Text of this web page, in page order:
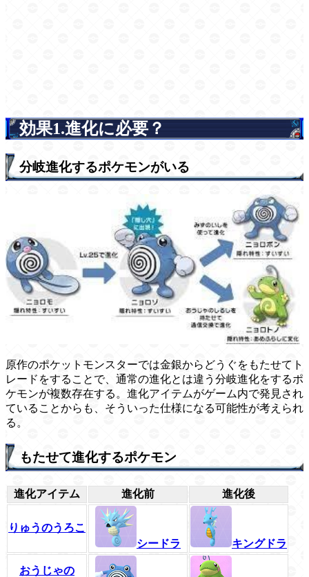
効果1.進化に必要？
分岐進化するポケモンがいる
原作のポケットモンスターでは金銀からどうぐをもたせてト
レードをすることで、通常の進化とは違う分岐進化をするポ
ケモンが複数存在する。進化アイテムがゲーム内で発見され
ていることからも、そういった仕様になる可能性が考えられ
る。
もたせて進化するポケモン
進化アイテム 進化前 進化後
りゅうのうろこ
シードラ
キングドラ
おうじゃの